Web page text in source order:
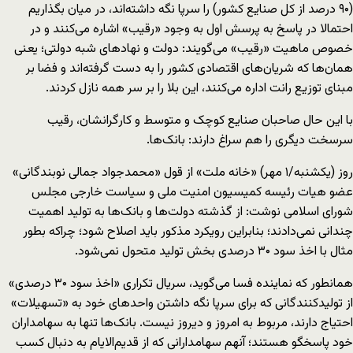
(۹۰ درصد از کل صنایع کشور) را سرپا نگه داشته‌اند، در میان بگذاریم
احتمالا در پاسخ به پرسش اول به وجود «رقیب» اشاره می‌کنند و در
خصوص ماهیت «رقیب» می‌گویند: دولت و نهادهای شبه دولتی؛ یعنی
همان‌ها که شریان‌های اقتصادی کشور را به دست گرفته‌اند و فضا بر
مبنای توزیع رانت اداره می‌کنند، این بلا را بر سر همه نازل کردند.
با این حال صاحبان صنایع کوچک و متوسط و کارگرانشان، رقیب
سرسخت دیگری را هم سراغ دارند: بانک‌ها.
روز (یکشنبه/۱ مهر) «خانه ملت» از قول «محمدجواد جمالی نوبندگانی»
عضو هیات رئیسه کمیسیون امنیت ملی و سیاست خارجی مجلس
شورای اسلامی نوشت: از گذشته دولت‌ها و بانک‌ها به تولید اهمیت
چندانی نمی‌دادند؛ بنابراین رویکرد مذکور باید اصلاح شود؛ چراکه بطور
مثال با اخذ سود ۳۰ درصدی بخش تولید متحول نمی‌شود.
همانطور که نماینده فسا می‌گوید، سریال تکراری «اخذ سود ۳۰ درصدی»
از تولیدکنندگانی که برای سرپا نگه داشتن واحدهای خود به «تسهیلات»
احتیاج دارند، مربوط به امروز و دیروز نیست. بانک‌ها تنها به سهامداران
خود پاسخگو هستند؛ آنهم سهامدارانی که از قدیم‌الایام به دنبال کسب